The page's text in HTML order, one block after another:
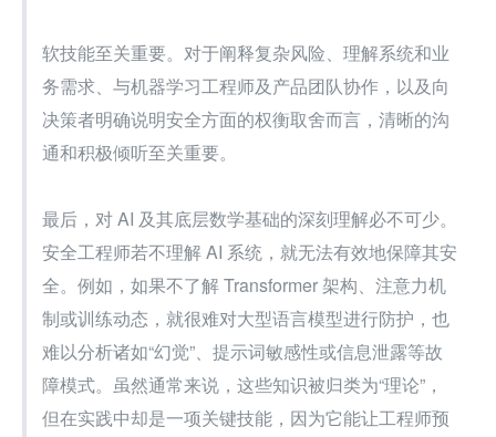
软技能至关重要。对于阐释复杂风险、理解系统和业
务需求、与机器学习工程师及产品团队协作，以及向
决策者明确说明安全方面的权衡取舍而言，清晰的沟
通和积极倾听至关重要。
最后，对 AI 及其底层数学基础的深刻理解必不可少。
安全工程师若不理解 AI 系统，就无法有效地保障其安
全。例如，如果不了解 Transformer 架构、注意力机
制或训练动态，就很难对大型语言模型进行防护，也
难以分析诸如“幻觉”、提示词敏感性或信息泄露等故
障模式。虽然通常来说，这些知识被归类为“理论”，
但在实践中却是一项关键技能，因为它能让工程师预